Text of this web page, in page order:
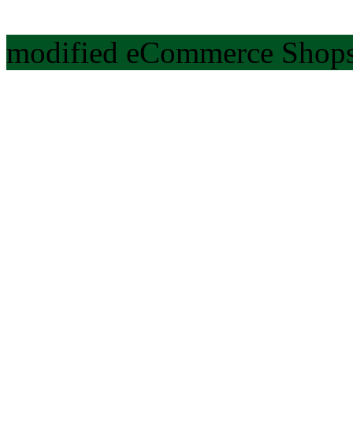
modified eCommerce